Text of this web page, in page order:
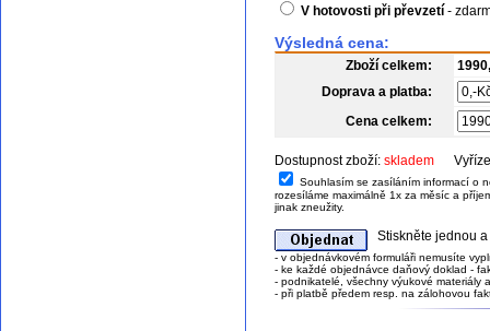
V hotovosti při převzetí -
Výsledná cena:
Zboží celkem:
Doprava a platba:
Cena celkem:
Dostupnost zboží: skladem
Souhlasím se zasíláním informací o
rozesíláme maximálně 1x za měsíc a
jinak zneužity.
Stiskněte jednou
- v objednávkovém formuláři nemusíte
- ke každé objednávce daňový doklad -
- podnikatelé, všechny výukové materiály
- při platbě předem resp. na zálohovou